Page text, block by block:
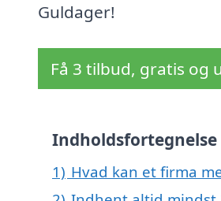
Guldager!
Få 3 tilbud, gratis og
Indholdsfortegnelse
1) Hvad kan et firma